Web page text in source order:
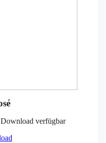
verfügbar